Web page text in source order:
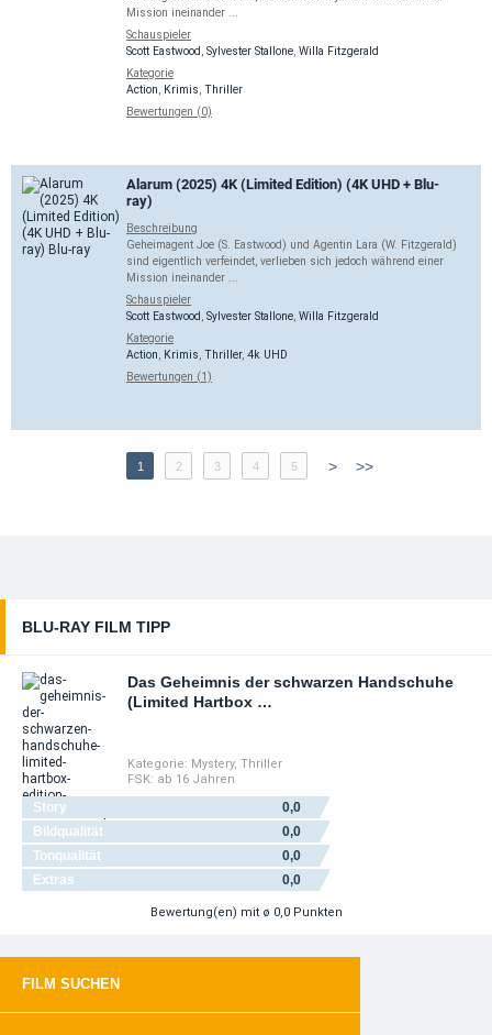
Mission ineinander ...
Schauspieler
Scott Eastwood
Sylvester Stallone Willa Fitzgerald
Kategorie
Action
Krimis Thriller
Bewertungen (0)
Alarum (2025) 4K (Limited Edition) (4K UHD + Blu-
ray)
Beschreibung
Geheimagent Joe (S. Eastwood) und Agentin Lara (W. Fitzgerald)
sind eigentlich verfeindet, verlieben sich jedoch während einer
Mission ineinander ...
Schauspieler
Scott Eastwood
Sylvester Stallone Willa Fitzgerald
Kategorie
Action
Krimis Thriller, 4k UHD
Bewertungen (1)
1 2 3 4 5 > >>
BLU-RAY FILM TIPP
Das Geheimnis der schwarzen Handschuhe
(Limited Hartbox …
Kategorie: Mystery, Thriller
FSK: ab 16 Jahren
Story
0,0
Bildqualität
0,0
Tonqualität
0,0
Extras
0,0
Bewertung(en) mit ø 0,0 Punkten
FILM SUCHEN